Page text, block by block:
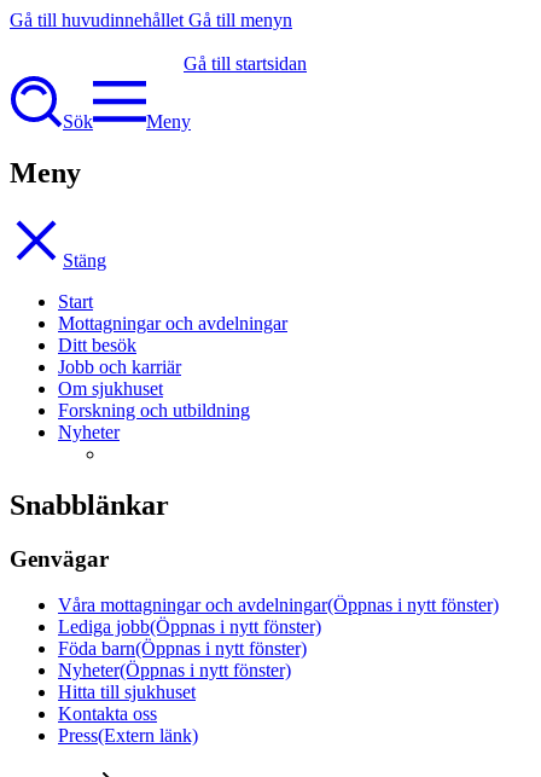
Gå till huvudinnehållet Gå till menyn
Gå till startsidan
Sök Meny
Meny
Stäng
Start
Mottagningar och avdelningar
Ditt besök
Jobb och karriär
Om sjukhuset
Forskning och utbildning
Nyheter
Snabblänkar
Genvägar
Våra mottagningar och avdelningar(Öppnas i nytt fönster)
Lediga jobb(Öppnas i nytt fönster)
Föda barn(Öppnas i nytt fönster)
Nyheter(Öppnas i nytt fönster)
Hitta till sjukhuset
Kontakta oss
Press(Extern länk)